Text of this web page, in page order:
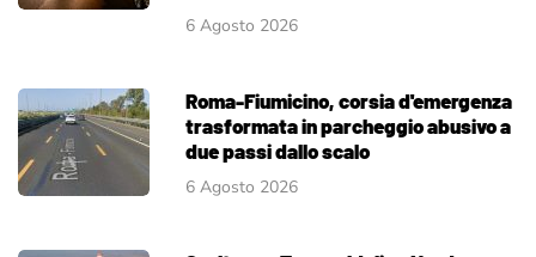
6 Agosto 2026
Roma-Fiumicino, corsia d'emergenza
trasformata in parcheggio abusivo a
due passi dallo scalo
6 Agosto 2026